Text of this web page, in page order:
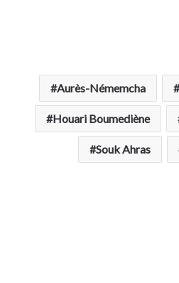
Aurès-Némemcha
Houari Boumediène
Souk Ahras